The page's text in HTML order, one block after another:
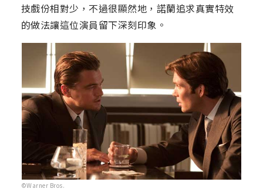
技戲份相對少，不過很顯然地，諾蘭追求真實特效
的做法讓這位演員留下深刻印象。
©Warner Bros.